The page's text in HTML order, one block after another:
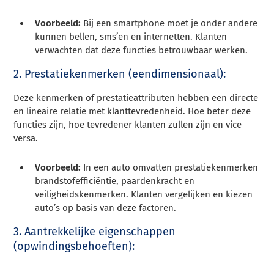
Voorbeeld: Bij een smartphone moet je onder andere
kunnen bellen, sms’en en internetten. Klanten
verwachten dat deze functies betrouwbaar werken.
2. Prestatiekenmerken (eendimensionaal):
Deze kenmerken of prestatieattributen hebben een directe
en lineaire relatie met klanttevredenheid. Hoe beter deze
functies zijn, hoe tevredener klanten zullen zijn en vice
versa.
Voorbeeld: In een auto omvatten prestatiekenmerken
brandstofefficiëntie, paardenkracht en
veiligheidskenmerken. Klanten vergelijken en kiezen
auto’s op basis van deze factoren.
3. Aantrekkelijke eigenschappen
(opwindingsbehoeften):